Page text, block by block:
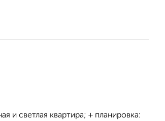
светлая квартира; + планировка: